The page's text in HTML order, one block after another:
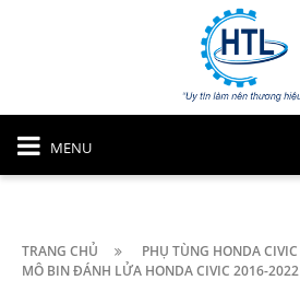
MENU
TRANG CHỦ
PHỤ TÙNG HONDA CIVIC
MÔ BIN ĐÁNH LỬA HONDA CIVIC 2016-2022